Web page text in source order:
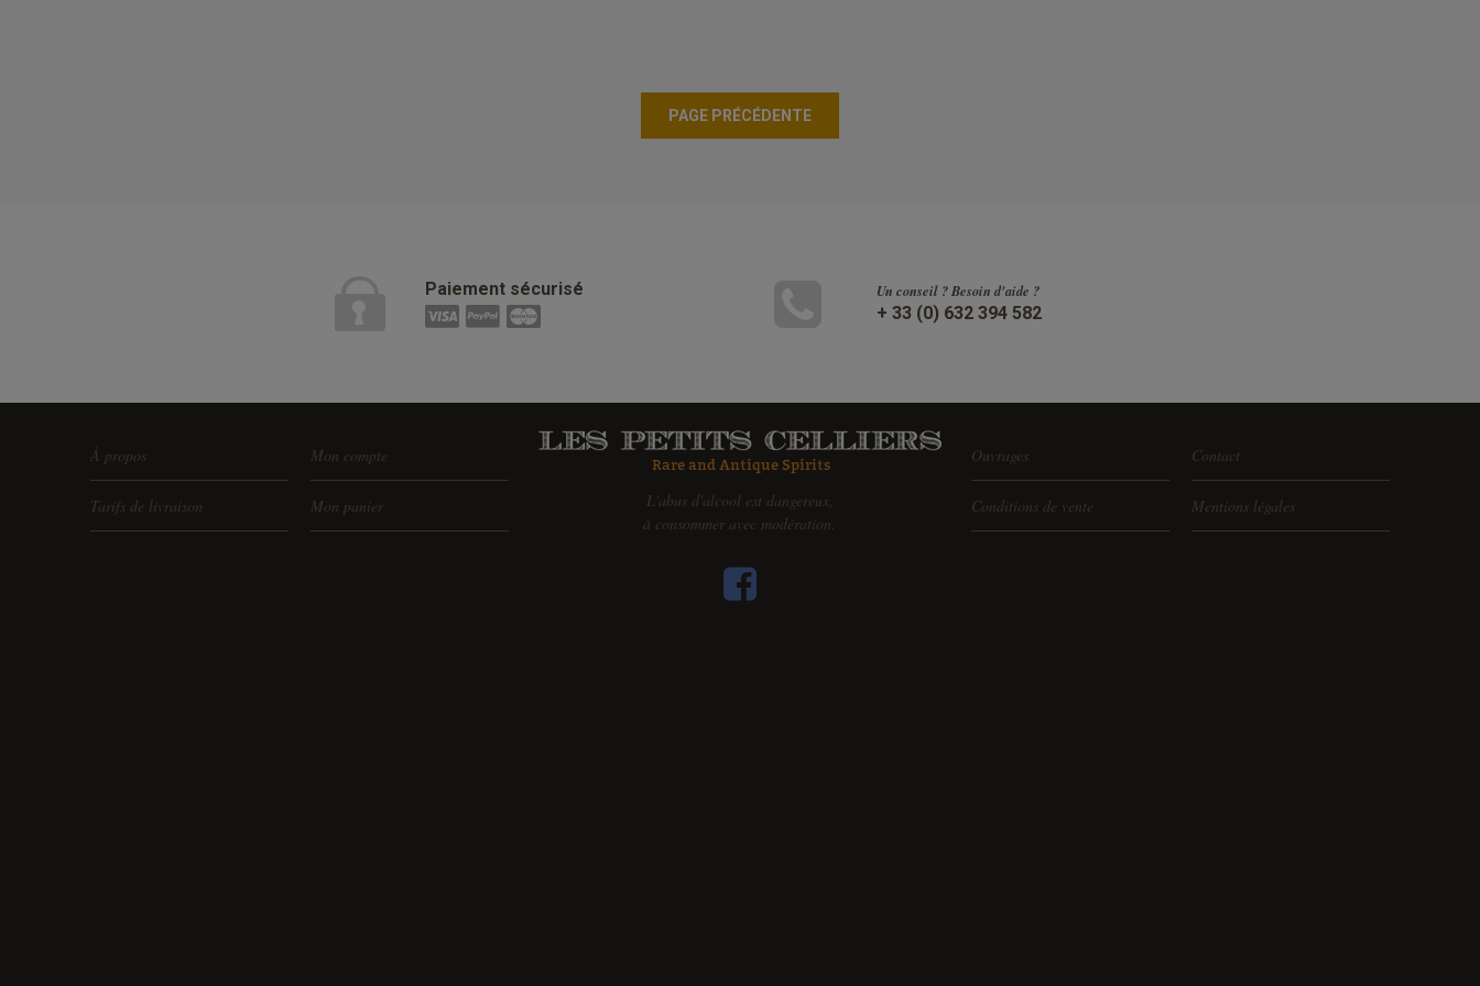
Paiement sécurisé Un conseil ? Besoin d'aide ?
+ 33 (0) 632 394 582
À propos Mon compte
Tarifs de livraison Mon panier
L'abus d'alcool est dangereux,
à consommer avec modération.
Ouvrages Contact
Conditions de vente Mentions légales